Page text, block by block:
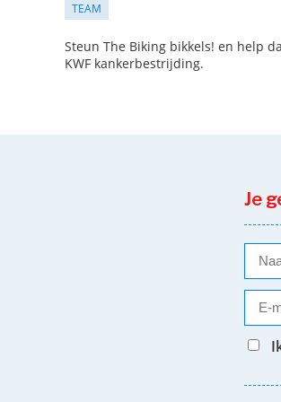
TEAM
Steun The Biking bikkels! en help
KWF kankerbestrijding.
Je